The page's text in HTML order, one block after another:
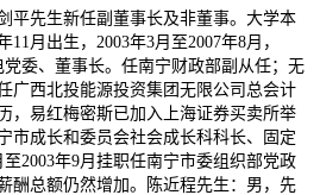
先生新任副董事长及非董事。大学本
月出生，2003年3月至2007年8月，
党委、董事长。任南宁财政部副从任；无
广西北投能源投资集团无限公司总会计
，易红梅密斯已加入上海证券买卖所举
市成长和委员会社会成长科科长、固定
2003年9月挂职任南宁市委组织部党政
酬总额仍然增加。陈近程先生：男，先